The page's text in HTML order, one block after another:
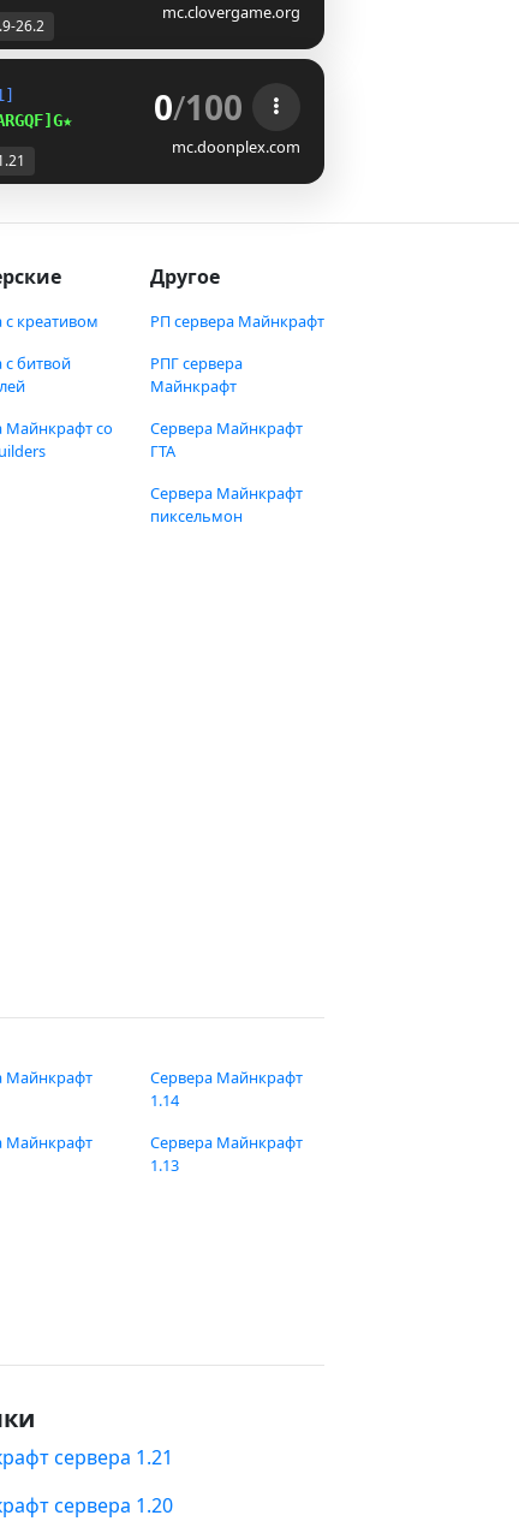
mc.clovergame.org
26.2
★ 0/100
mc.doonplex.com
с креативом
с битвой
Майнкрафт со
Другое
РП сервера Майнкрафт
РПГ сервера
Майнкрафт
Сервера Майнкрафт
ГТА
Сервера Майнкрафт
пиксельмон
Майнкрафт
Майнкрафт
Сервера Майнкрафт
1.14
Сервера Майнкрафт
1.13
сервера 1.21
сервера 1.20